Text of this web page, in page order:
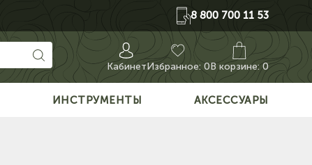
8 800 700 11 53
КабинетИзбранное:0В корзине: 0
ИНСТРУМЕНТЫ АКСЕССУАРЫ